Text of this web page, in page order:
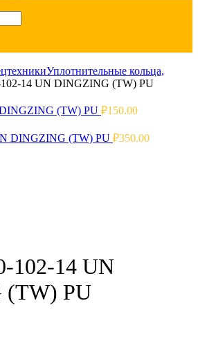
Уплотнительные кольца,
14 UN DINGZING (TW) PU
(TW) PU ₽150.00
DINGZING (TW) PU ₽350.00
102-14 UN
(TW) PU